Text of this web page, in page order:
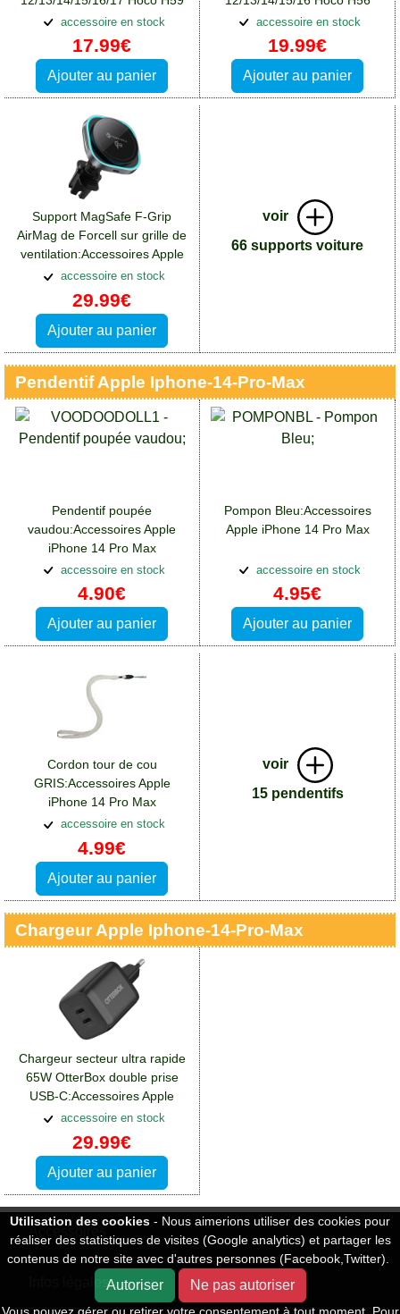
(sans charge)
accessoire en stock
17.99€
Ajouter au panier
(sans charge)
accessoire en stock
19.99€
Ajouter au panier
Support MagSafe F-Grip
AirMag de Forcell sur grille de
ventilation:Accessoires Apple
iPhone 14 Pro Max
accessoire en stock
29.99€
Ajouter au panier
voir
66 supports voiture
Pendentif Apple Iphone-14-Pro-Max
Pendentif poupée
vaudou:Accessoires Apple
iPhone 14 Pro Max
accessoire en stock
4.90€
Ajouter au panier
Pompon Bleu:Accessoires
Apple iPhone 14 Pro Max
accessoire en stock
4.95€
Ajouter au panier
Cordon tour de cou
GRIS:Accessoires Apple
iPhone 14 Pro Max
accessoire en stock
4.99€
Ajouter au panier
voir
15 pendentifs
Chargeur Apple Iphone-14-Pro-Max
Chargeur secteur ultra rapide
65W OtterBox double prise
USB-C:Accessoires Apple
iPhone 14 Pro Max
accessoire en stock
29.99€
Ajouter au panier
Infos légales
Utilisation des cookies - Nous aimerions utiliser des cookies pour
réaliser des statistiques de visites (Google analytics) et partager les
contenus de notre site avec d'autres personnes (Facebook,Twitter).
Autoriser Ne pas autoriser